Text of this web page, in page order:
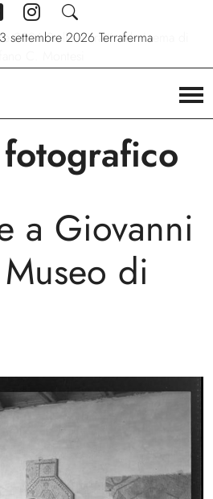
2026 Stelle. Ritratti nel cinema di
settembre 2026 Terraferma
09/2026 Via per le strade
a Giovanni
di